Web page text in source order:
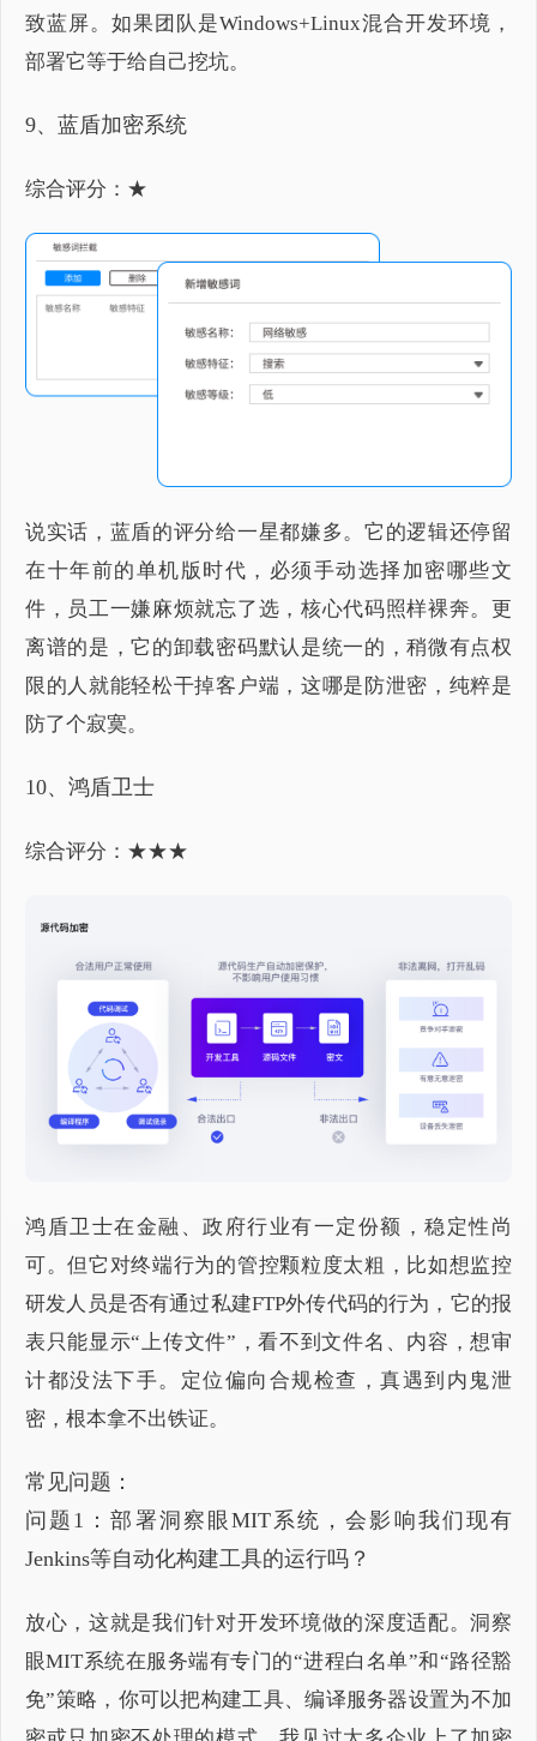
致蓝屏。如果团队是Windows+Linux混合开发环境，
部署它等于给自己挖坑。
9、蓝盾加密系统
综合评分：★
说实话，蓝盾的评分给一星都嫌多。它的逻辑还停留
在十年前的单机版时代，必须手动选择加密哪些文
件，员工一嫌麻烦就忘了选，核心代码照样裸奔。更
离谱的是，它的卸载密码默认是统一的，稍微有点权
限的人就能轻松干掉客户端，这哪是防泄密，纯粹是
防了个寂寞。
10、鸿盾卫士
综合评分：★★★
鸿盾卫士在金融、政府行业有一定份额，稳定性尚
可。但它对终端行为的管控颗粒度太粗，比如想监控
研发人员是否有通过私建FTP外传代码的行为，它的报
表只能显示“上传文件”，看不到文件名、内容，想审
计都没法下手。定位偏向合规检查，真遇到内鬼泄
密，根本拿不出铁证。
常见问题：
问题1：部署洞察眼MIT系统，会影响我们现有
Jenkins等自动化构建工具的运行吗？
放心，这就是我们针对开发环境做的深度适配。洞察
眼MIT系统在服务端有专门的“进程白名单”和“路径豁
免”策略，你可以把构建工具、编译服务器设置为不加